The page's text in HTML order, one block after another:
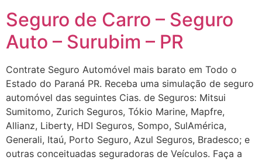
Seguro de Carro – Seguro
Auto – Surubim – PR
Contrate Seguro Automóvel mais barato em Todo o
Estado do Paraná PR. Receba uma simulação de seguro
automóvel das seguintes Cias. de Seguros: Mitsui
Sumitomo, Zurich Seguros, Tókio Marine, Mapfre,
Allianz, Liberty, HDI Seguros, Sompo, SulAmérica,
Generali, Itaú, Porto Seguro, Azul Seguros, Bradesco; e
outras conceituadas seguradoras de Veículos. Faça a